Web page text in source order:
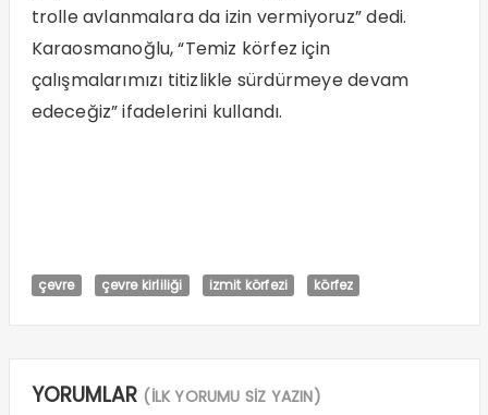
trolle avlanmalara da izin vermiyoruz” dedi.
Karaosmanoğlu, “Temiz körfez için
çalışmalarımızı titizlikle sürdürmeye devam
edeceğiz” ifadelerini kullandı.
çevre çevre kirliliği izmit körfezi körfez
YORUMLAR (İLK YORUMU SİZ YAZIN)